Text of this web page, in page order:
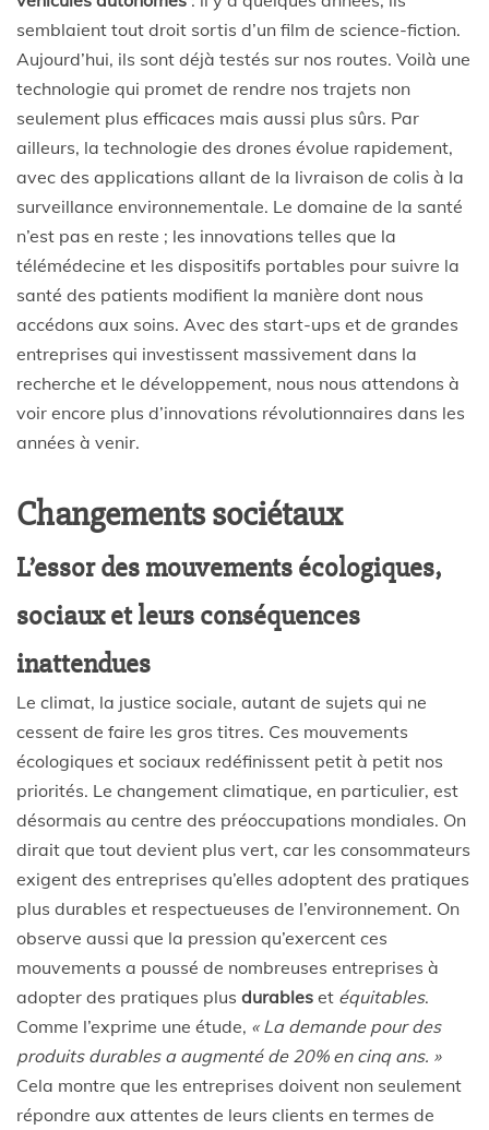
semblaient tout droit sortis d’un film de science-fiction.
Aujourd’hui, ils sont déjà testés sur nos routes. Voilà une
technologie qui promet de rendre nos trajets non
seulement plus efficaces mais aussi plus sûrs. Par
ailleurs, la technologie des drones évolue rapidement,
avec des applications allant de la livraison de colis à la
surveillance environnementale. Le domaine de la santé
n’est pas en reste ; les innovations telles que la
télémédecine et les dispositifs portables pour suivre la
santé des patients modifient la manière dont nous
accédons aux soins. Avec des start-ups et de grandes
entreprises qui investissent massivement dans la
recherche et le développement, nous nous attendons à
voir encore plus d’innovations révolutionnaires dans les
années à venir.
Changements sociétaux
L’essor des mouvements écologiques,
sociaux et leurs conséquences
inattendues
Le climat, la justice sociale, autant de sujets qui ne
cessent de faire les gros titres. Ces mouvements
écologiques et sociaux redéfinissent petit à petit nos
priorités. Le changement climatique, en particulier, est
désormais au centre des préoccupations mondiales. On
dirait que tout devient plus vert, car les consommateurs
exigent des entreprises qu’elles adoptent des pratiques
plus durables et respectueuses de l’environnement. On
observe aussi que la pression qu’exercent ces
mouvements a poussé de nombreuses entreprises à
adopter des pratiques plus durables et équitables.
Comme l’exprime une étude, « La demande pour des
produits durables a augmenté de 20% en cinq ans. »
Cela montre que les entreprises doivent non seulement
répondre aux attentes de leurs clients en termes de